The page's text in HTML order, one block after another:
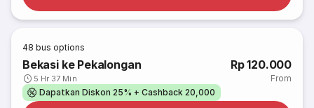
48 bus options
Bekasi ke Pekalongan
5 Hr 37 Min
Rp 120.000
From
Dapatkan Diskon 25% + Cashback 20,000